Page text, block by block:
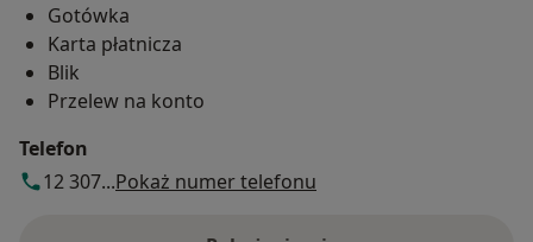
Gotówka
Karta płatnicza
Blik
Przelew na konto
Telefon
12 307...Pokaż numer telefonu